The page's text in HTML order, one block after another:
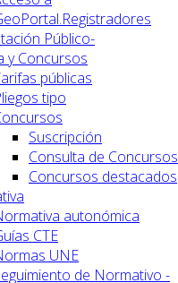
Público-
y Concursos
públicas
tipo
Suscripción
Consulta de Concursos
Concursos destacados
autonómica
CTE
UNE
de Normativo -